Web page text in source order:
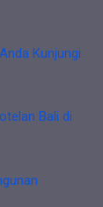
Kunjungi
Bali di